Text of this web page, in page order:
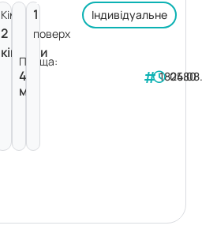
Кімнат:
2
кімнати
Площа:
49
м²
1
поверх
Індивідуальне
182480